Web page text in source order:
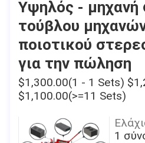
Υψηλός -
τούβλου
ποιοτικού
για την πώληση
$1,300.00(1 - 1 Sets)
$1,100.00(>=11 Sets)
1